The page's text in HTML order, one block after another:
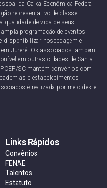
da Caixa Econômica Federal
representativo de classe
qualidade de vida de seus
programação de eventos
disponibilizar hospedagem e
Jurerê. Os associados também
em outras cidades de Santa
SC mantém convênios com
e estabelecimentos
é realizada por meio deste
Links Rápidos
Convênios
FENAE
Talentos
Estatuto